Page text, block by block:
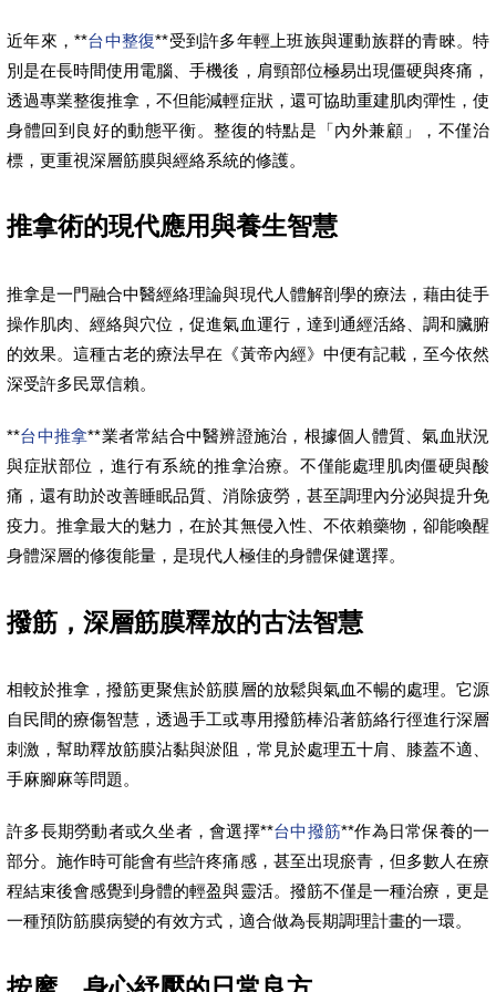
近年來，**台中整復**受到許多年輕上班族與運動族群的青睞。特
別是在長時間使用電腦、手機後，肩頸部位極易出現僵硬與疼痛，
透過專業整復推拿，不但能減輕症狀，還可協助重建肌肉彈性，使
身體回到良好的動態平衡。整復的特點是「內外兼顧」，不僅治
標，更重視深層筋膜與經絡系統的修護。
推拿術的現代應用與養生智慧
推拿是一門融合中醫經絡理論與現代人體解剖學的療法，藉由徒手
操作肌肉、經絡與穴位，促進氣血運行，達到通經活絡、調和臟腑
的效果。這種古老的療法早在《黃帝內經》中便有記載，至今依然
深受許多民眾信賴。
**台中推拿**業者常結合中醫辨證施治，根據個人體質、氣血狀況
與症狀部位，進行有系統的推拿治療。不僅能處理肌肉僵硬與酸
痛，還有助於改善睡眠品質、消除疲勞，甚至調理內分泌與提升免
疫力。推拿最大的魅力，在於其無侵入性、不依賴藥物，卻能喚醒
身體深層的修復能量，是現代人極佳的身體保健選擇。
撥筋，深層筋膜釋放的古法智慧
相較於推拿，撥筋更聚焦於筋膜層的放鬆與氣血不暢的處理。它源
自民間的療傷智慧，透過手工或專用撥筋棒沿著筋絡行徑進行深層
刺激，幫助釋放筋膜沾黏與淤阻，常見於處理五十肩、膝蓋不適、
手麻腳麻等問題。
許多長期勞動者或久坐者，會選擇**台中撥筋**作為日常保養的一
部分。施作時可能會有些許疼痛感，甚至出現瘀青，但多數人在療
程結束後會感覺到身體的輕盈與靈活。撥筋不僅是一種治療，更是
一種預防筋膜病變的有效方式，適合做為長期調理計畫的一環。